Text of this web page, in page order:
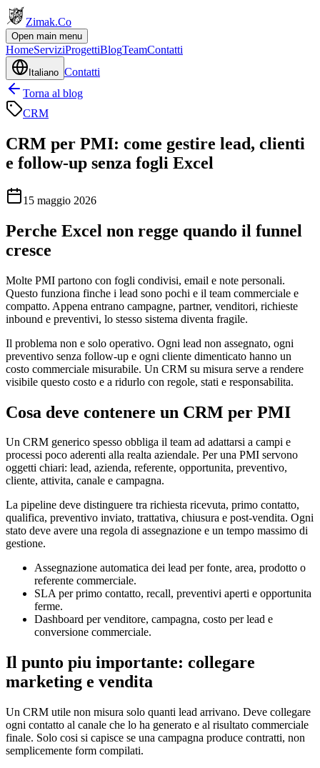
Zimak.Co
Open main menu
HomeServiziProgettiBlogTeamContatti
Italiano Contatti
Torna al blog
CRM
CRM per PMI: come gestire lead, clienti
e follow-up senza fogli Excel
15 maggio 2026
Perche Excel non regge quando il funnel
cresce
Molte PMI partono con fogli condivisi, email e note personali.
Questo funziona finche i lead sono pochi e il team commerciale e
compatto. Appena entrano campagne, partner, venditori, richieste
inbound e preventivi, lo stesso sistema diventa fragile.
Il problema non e solo operativo. Ogni lead non assegnato, ogni
preventivo senza follow-up e ogni cliente dimenticato hanno un
costo commerciale misurabile. Un CRM su misura serve a rendere
visibile questo costo e a ridurlo con regole, stati e responsabilita.
Cosa deve contenere un CRM per PMI
Un CRM generico spesso obbliga il team ad adattarsi a campi e
processi poco aderenti alla realta aziendale. Per una PMI servono
oggetti chiari: lead, azienda, referente, opportunita, preventivo,
cliente, attivita, canale e campagna.
La pipeline deve distinguere tra richiesta ricevuta, primo contatto,
qualifica, preventivo inviato, trattativa, chiusura e post-vendita. Ogni
stato deve avere una regola di assegnazione e un tempo massimo di
gestione.
Assegnazione automatica dei lead per fonte, area, prodotto o
referente commerciale.
SLA per primo contatto, recall, preventivi aperti e opportunita
ferme.
Dashboard per venditore, campagna, costo per lead e
conversione commerciale.
Il punto piu importante: collegare
marketing e vendita
Un CRM utile non misura solo quanti lead arrivano. Deve collegare
ogni contatto al canale che lo ha generato e al risultato commerciale
finale. Solo cosi si capisce se una campagna produce contratti, non
semplicemente form compilati.